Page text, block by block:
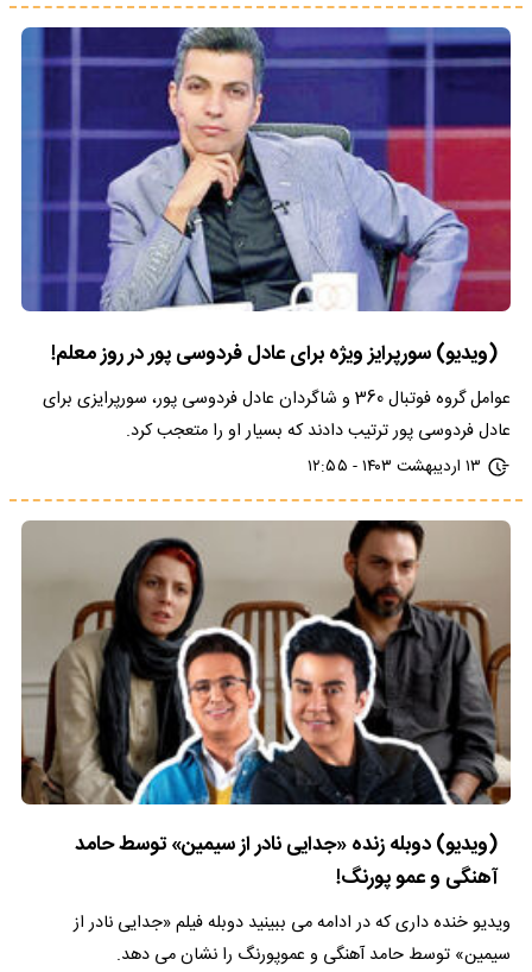
(ویدیو) سورپرایز ویژه برای عادل فردوسی پور در روز معلم!
عوامل گروه فوتبال 360 و شاگردان عادل فردوسی پور، سورپرایزی برای
عادل فردوسی پور ترتیب دادند که بسیار او را متعجب کرد.
۱۳ اردیبهشت ۱۴۰۳ - ۱۲:۵۵
(ویدیو) دوبله زنده «جدایی نادر از سیمین» توسط حامد
آهنگی و عمو پورنگ!
ویدیو خنده داری که در ادامه می ببینید دوبله فیلم «جدایی نادر از
سیمین» توسط حامد آهنگی و عموپورنگ را نشان می دهد.